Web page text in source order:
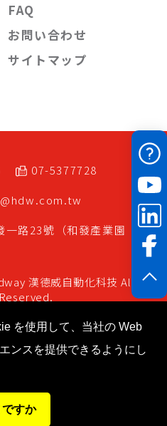
FAQ
お問い合わせ
サイトマップ
07-5377728
一路23號（和發產業園
漢德威自動化科技 All
を使用して、当社の Web
ンスを提供できるようにし
ですか